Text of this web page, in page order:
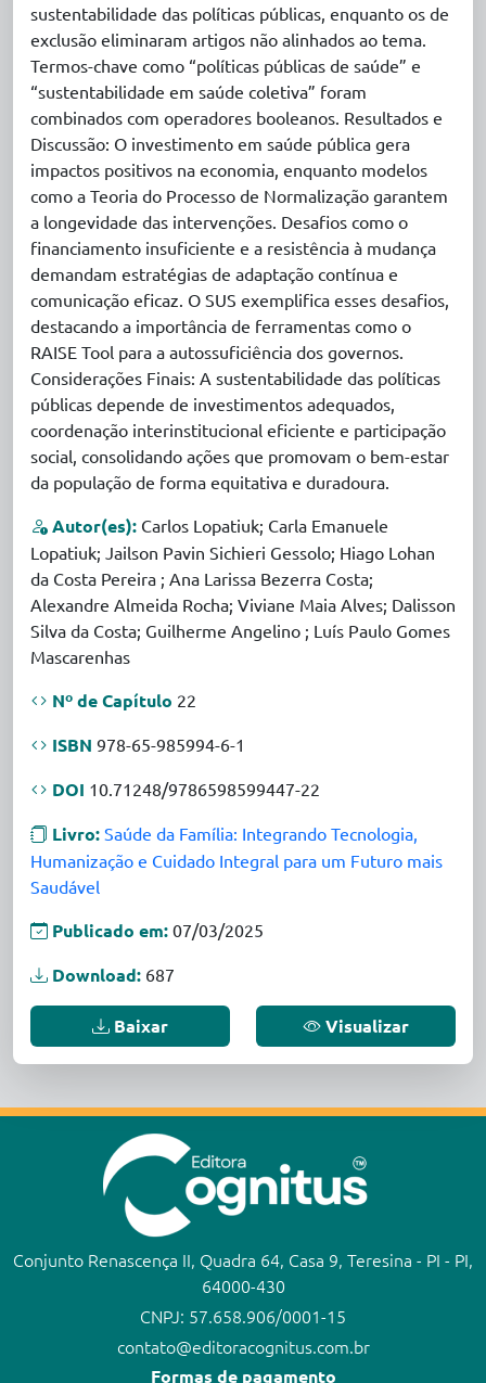
sustentabilidade das políticas públicas, enquanto os de
exclusão eliminaram artigos não alinhados ao tema.
Termos-chave como “políticas públicas de saúde” e
“sustentabilidade em saúde coletiva” foram
combinados com operadores booleanos. Resultados e
Discussão: O investimento em saúde pública gera
impactos positivos na economia, enquanto modelos
como a Teoria do Processo de Normalização garantem
a longevidade das intervenções. Desafios como o
financiamento insuficiente e a resistência à mudança
demandam estratégias de adaptação contínua e
comunicação eficaz. O SUS exemplifica esses desafios,
destacando a importância de ferramentas como o
RAISE Tool para a autossuficiência dos governos.
Considerações Finais: A sustentabilidade das políticas
públicas depende de investimentos adequados,
coordenação interinstitucional eficiente e participação
social, consolidando ações que promovam o bem-estar
da população de forma equitativa e duradoura.
Autor(es): Carlos Lopatiuk; Carla Emanuele
Lopatiuk; Jailson Pavin Sichieri Gessolo; Hiago Lohan
da Costa Pereira ; Ana Larissa Bezerra Costa;
Alexandre Almeida Rocha; Viviane Maia Alves; Dalisson
Silva da Costa; Guilherme Angelino ; Luís Paulo Gomes
Mascarenhas
Nº de Capítulo 22
ISBN 978-65-985994-6-1
DOI 10.71248/9786598599447-22
Livro: Saúde da Família: Integrando Tecnologia,
Humanização e Cuidado Integral para um Futuro mais
Saudável
Publicado em: 07/03/2025
Download: 687
Baixar Visualizar
Conjunto Renascença II, Quadra 64, Casa 9, Teresina - PI - PI,
64000-430
CNPJ: 57.658.906/0001-15
contato@editoracognitus.com.br
Formas de pagamento